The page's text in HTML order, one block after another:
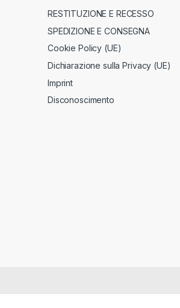
RESTITUZIONE E RECESSO
SPEDIZIONE E CONSEGNA
Cookie Policy (UE)
Dichiarazione sulla Privacy (UE)
Imprint
Disconoscimento